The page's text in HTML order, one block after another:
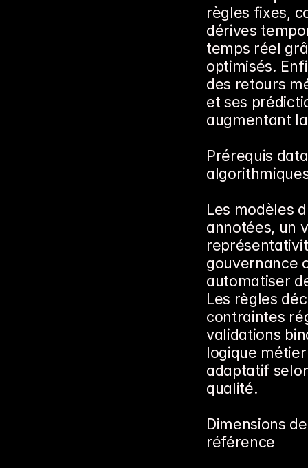
règles fixes,
dérives
temps réel
optimisés.
des retours
et ses
augmentant
Prérequis
Les modèles
annotées, un
gouvernance
automatiser
Les règles
contraintes
validations
logique
adaptatif
qualité.
Dimensions
référence